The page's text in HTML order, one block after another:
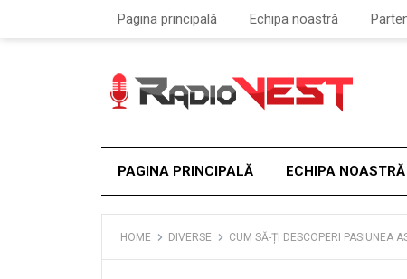
Pagina principală Echipa noastră
PAGINA PRINCIPALĂ ECHIPA NOASTRĂ
HOME DIVERSE CUM SĂ-ȚI DESCOPERI PASIUNEA